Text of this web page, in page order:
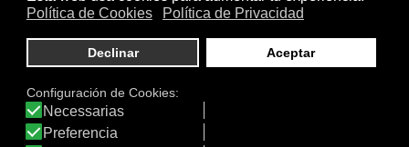
lenitiva. Alto contenido de hojas de aloe vera (60% de
gel fresco rehidratado), de acción reparadora y
protectora brindando una agradable sensación de
frescura y alivio a la piel enrojecida y agrietada. Con
ingredientes provenientes de agricultura biológica y una
formulación sin conservantes de síntesis química.
Testado dermatológicamente.